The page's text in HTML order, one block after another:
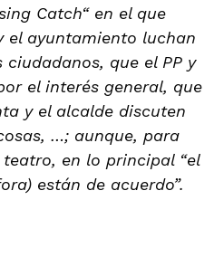
Catch“ en el que
el ayuntamiento luchan
que el PP y
el interés general, que
y el alcalde discuten
…; aunque, para
en lo principal “el
están de acuerdo”.